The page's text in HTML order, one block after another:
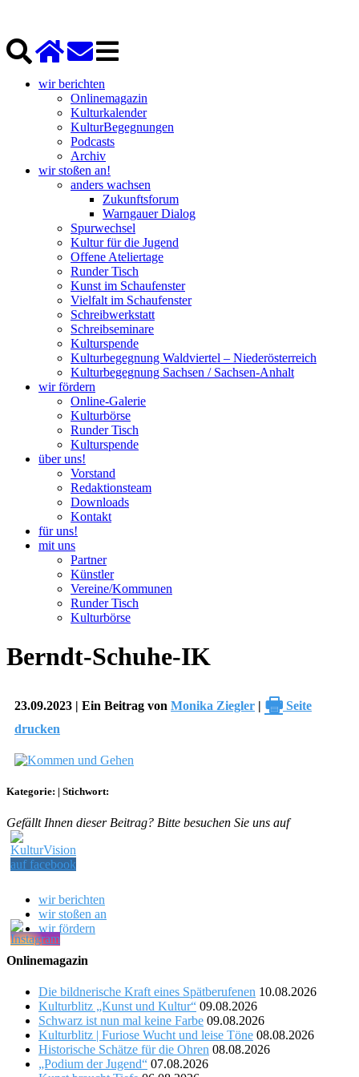
wir berichten
Onlinemagazin
Kulturkalender
KulturBegegnungen
Podcasts
Archiv
wir stoßen an!
anders wachsen
Zukunftsforum
Warngauer Dialog
Spurwechsel
Kultur für die Jugend
Offene Ateliertage
Runder Tisch
Kunst im Schaufenster
Vielfalt im Schaufenster
Schreibwerkstatt
Schreibseminare
Kulturspende
Kulturbegegnung Waldviertel – Niederösterreich
Kulturbegegnung Sachsen / Sachsen-Anhalt
wir fördern
Online-Galerie
Kulturbörse
Runder Tisch
Kulturspende
über uns!
Vorstand
Redaktionsteam
Downloads
Kontakt
für uns!
mit uns
Partner
Künstler
Vereine/Kommunen
Runder Tisch
Kulturbörse
Berndt-Schuhe-IK
23.09.2023 | Ein Beitrag von Monika Ziegler | 🖶 Seite
drucken
Kategorie: | Stichwort:
Gefällt Ihnen dieser Beitrag? Bitte besuchen Sie uns auf
wir berichten
wir stoßen an
wir fördern
Onlinemagazin
Die bildnerische Kraft eines Spätberufenen 10.08.2026
Kulturblitz „Kunst und Kultur“ 09.08.2026
Schwarz ist nun mal keine Farbe 09.08.2026
Kulturblitz | Furiose Wucht und leise Töne 08.08.2026
Historische Schätze für die Ohren 08.08.2026
„Podium der Jugend“ 07.08.2026